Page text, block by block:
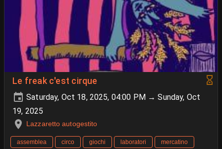
Le freak c'est cirque
Saturday, Oct 18, 2025, 04:00 PM → Sunday, Oct
19, 2025
Lazzaretto autogestito
assemblea circo giochi laboratori
mercatino